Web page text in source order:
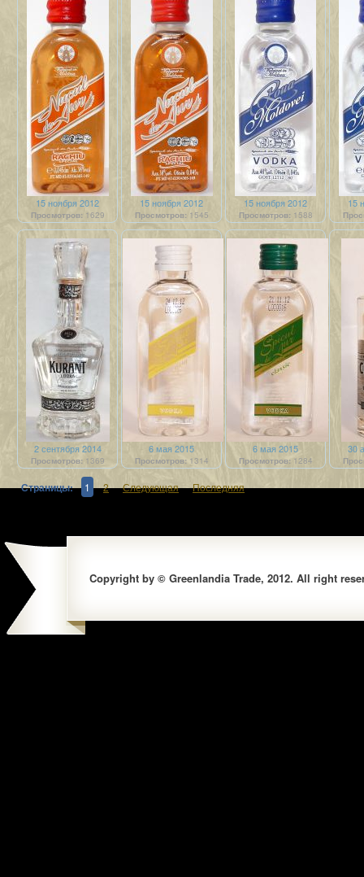
15 ноября 2012
Просмотров: 1629
15 ноября 2012
Просмотров: 1545
15 ноября 2012
Просмотров: 1588
15
2 сентября 2014
Просмотров:1369
6 мая 2015
Просмотров:1314
6 мая 2015
Просмотров:1284
30
Страницы: 1 2 Следующая Последняя
Copyright by © Greenlandia Trade, 2012. All right